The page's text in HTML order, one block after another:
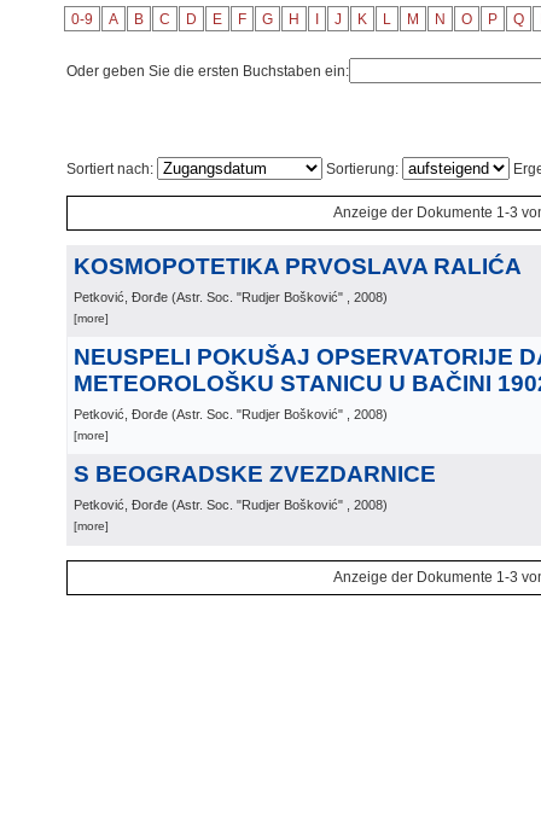
0-9 A B C D E F G H J K L M N O P Q
Oder geben Sie die ersten Buchstaben ein:
Sortiert nach: Sortierung:
Anzeige der Dokumente 1-3
KOSMOPOTETIKA PRVOSLAVA RALIĆA
Petković, Đorđe (Astr. Soc. "Rudjer Bošković" , 2008)
[more]
NEUSPELI POKUŠAJ OPSERVATORIJE
METEOROLOŠKU STANICU U BAČINI
Petković, Đorđe (Astr. Soc. "Rudjer Bošković" , 2008)
[more]
S BEOGRADSKE ZVEZDARNICE
Petković, Đorđe (Astr. Soc. "Rudjer Bošković" , 2008)
[more]
Anzeige der Dokumente 1-3